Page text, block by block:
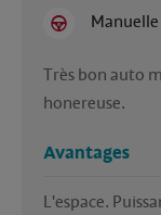
Manuelle
Très bon auto
honereuse.
Avantages
L'espace.